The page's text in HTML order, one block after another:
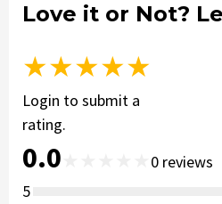
Love it or Not?
★★★★★
Login to submit a
rating.
0.0 0 reviews
5